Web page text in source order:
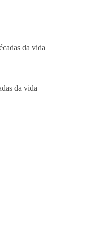
da vida